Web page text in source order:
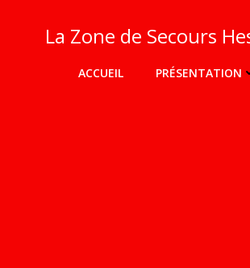
contenuLa Zone de Secours
ACCUEIL PRÉSENTATION